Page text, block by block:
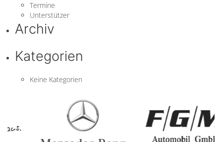
Termine
Unterstützer
Archiv
Kategorien
Keine Kategorien